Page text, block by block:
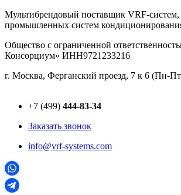
Перейти
к
Мультибрендовый поставщик VRF-cистем,
промышленных систем
Общество с ограниченной
Консорциум» ИНН9721233216
г. Москва, Ферганский проезд, 7 к 6 (Пн-
+7 (499) 444-83-34
Заказать звонок
info@vrf-systems.com